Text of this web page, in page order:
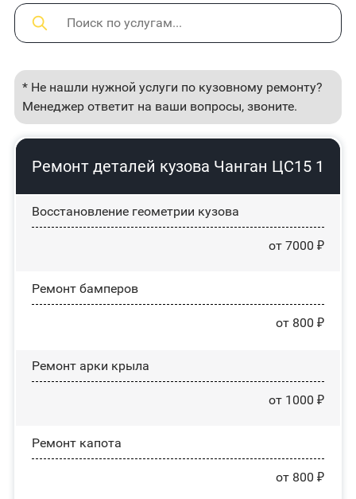
* Не нашли нужной услуги по кузовному ремонту?
Менеджер ответит на ваши вопросы, звоните.
Ремонт деталей кузова Чанган ЦС15 1
Восстановление геометрии кузова
от 7000 ₽
Ремонт бамперов
от 800 ₽
Ремонт арки крыла
от 1000 ₽
Ремонт капота
от 800 ₽